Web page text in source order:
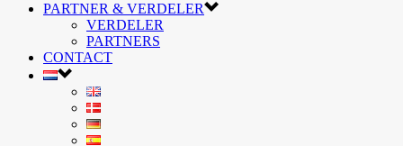
PARTNER & VERDELER
VERDELER
PARTNERS
CONTACT